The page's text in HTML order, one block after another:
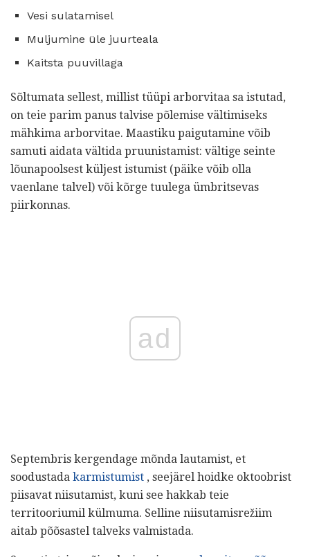
Vesi sulatamisel
Muljumine üle juurteala
Kaitsta puuvillaga
Sõltumata sellest, millist tüüpi arborvitaa sa istutad,
on teie parim panus talvise põlemise vältimiseks
mähkima arborvitae. Maastiku paigutamine võib
samuti aidata vältida pruunistamist: vältige seinte
lõunapoolsest küljest istumist (päike võib olla
vaenlane talvel) või kõrge tuulega ümbritsevas
piirkonnas.
ad
Septembris kergendage mõnda lautamist, et
soodustada karmistumist , seejärel hoidke oktoobrist
piisavat niisutamist, kuni see hakkab teie
territooriumil külmuma. Selline niisutamisrežiim
aitab põõsastel talveks valmistada.